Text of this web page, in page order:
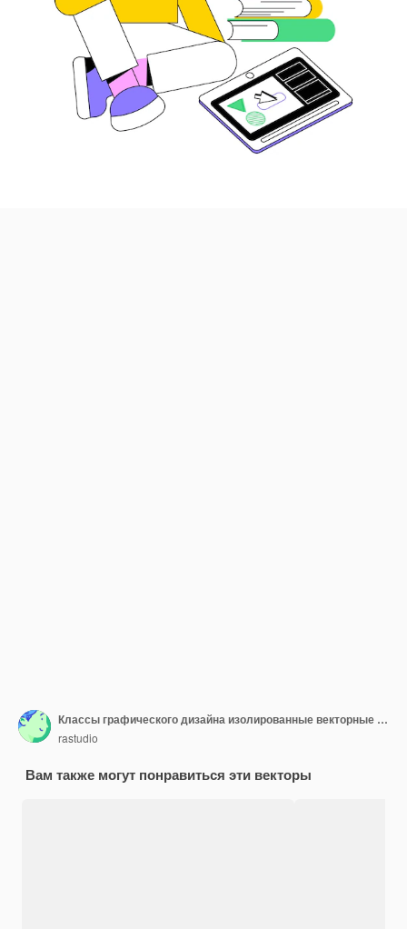
Классы графического дизайна изолированные векторные иллюстрации мультфильмов
rastudio
Вам также могут понравиться эти векторы